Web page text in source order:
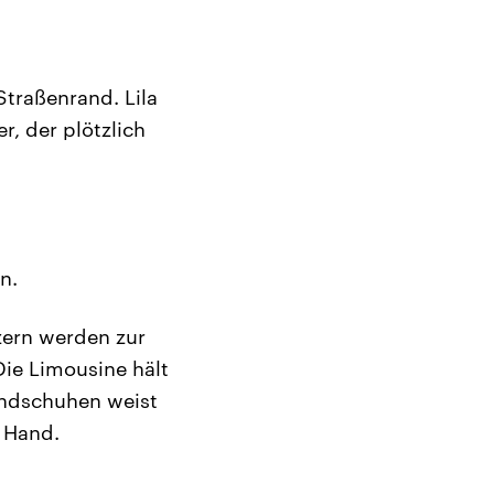
Lila
der plötzlich
werden zur
Limousine hält
weist